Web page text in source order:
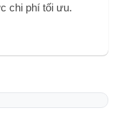
chi phí tối ưu.